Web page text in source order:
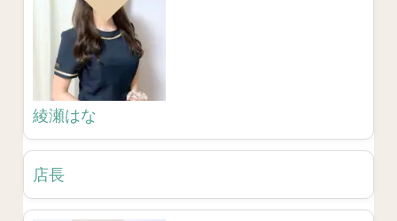
綾瀬はな
店長